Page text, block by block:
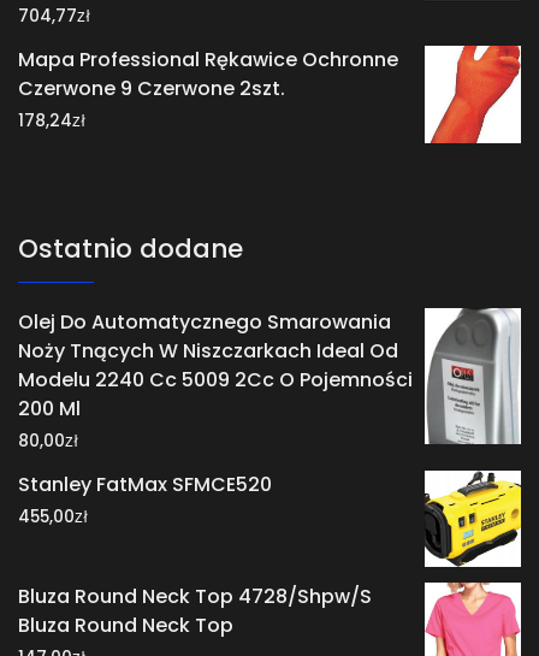
704,77zł
Mapa Professional Rękawice Ochronne
Czerwone 9 Czerwone 2szt.
178,24zł
Ostatnio dodane
Olej Do Automatycznego Smarowania
Noży Tnących W Niszczarkach Ideal Od
Modelu 2240 Cc 5009 2Cc O Pojemności
200 Ml
80,00zł
Stanley FatMax SFMCE520
455,00zł
Bluza Round Neck Top 4728/Shpw/S
Bluza Round Neck Top